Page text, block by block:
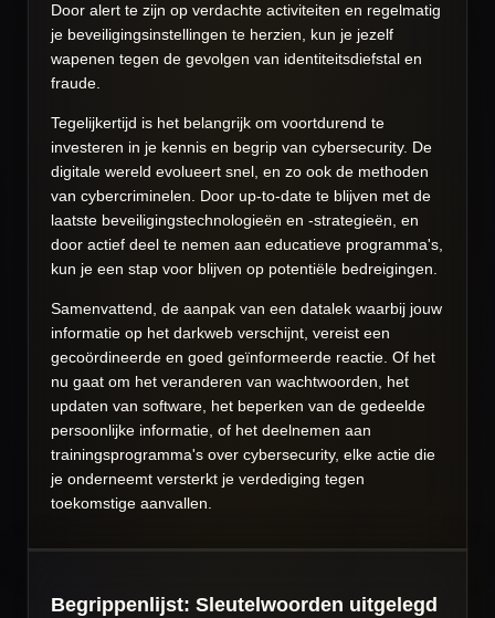
Door alert te zijn op verdachte activiteiten en regelmatig
je beveiligingsinstellingen te herzien, kun je jezelf
wapenen tegen de gevolgen van identiteitsdiefstal en
fraude.
Tegelijkertijd is het belangrijk om voortdurend te
investeren in je kennis en begrip van cybersecurity. De
digitale wereld evolueert snel, en zo ook de methoden
van cybercriminelen. Door up-to-date te blijven met de
laatste beveiligingstechnologieën en -strategieën, en
door actief deel te nemen aan educatieve programma's,
kun je een stap voor blijven op potentiële bedreigingen.
Samenvattend, de aanpak van een datalek waarbij jouw
informatie op het darkweb verschijnt, vereist een
gecoördineerde en goed geïnformeerde reactie. Of het
nu gaat om het veranderen van wachtwoorden, het
updaten van software, het beperken van de gedeelde
persoonlijke informatie, of het deelnemen aan
trainingsprogramma's over cybersecurity, elke actie die
je onderneemt versterkt je verdediging tegen
toekomstige aanvallen.
Begrippenlijst: Sleutelwoorden uitgelegd